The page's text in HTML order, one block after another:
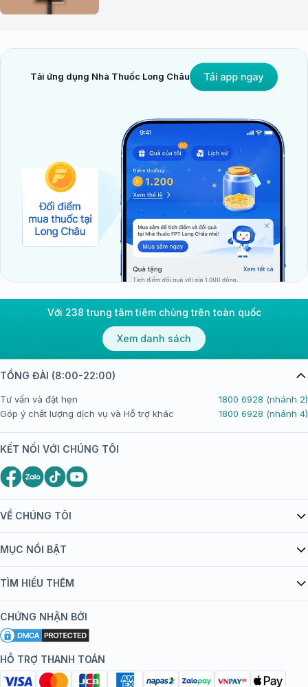
Tải ứng dụng Nhà Thuốc Long Châu
Với 238 trung tâm tiêm chủng trên toàn quốc
Xem danh sách
VỀ CHÚNG TÔI
Giới thiệu Tiêm Chủng FPT Long Châu
bán hàng
Chính sách nội dung
Chính sách bảo mật
Chính sách bảo mật dữ liệu cá nhân
MỤC NỔI BẬT
Danh mục vắc xin
Đội ngũ bác sĩ, chuyên gia
Hệ thống trung tâm tiêm chủng
TÌM HIỂU THÊM
Khuyến mãi
Tôi nên tiêm gì?
Tiêm chủng đi nước ngoài
CHỨNG NHẬN BỞI
HỖ TRỢ THANH TOÁN
TỔNG ĐÀI (8:00-22:00)
Tư vấn và đặt hẹn
1800 6928 (nhánh 2)
Góp ý chất lượng dịch vụ và Hỗ trợ khác
1800 6928 (nhánh 4)
KẾT NỐI VỚI CHÚNG TÔI